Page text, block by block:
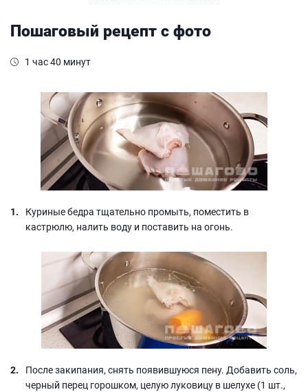
Пошаговый рецепт с фото
1 час 40 минут
Куриные бедра тщательно промыть, поместить в
кастрюлю, налить воду и поставить на огонь.
После закипания, снять появившуюся пену. Добавить соль,
черный перец горошком, целую луковицу в шелухе (1 шт.,